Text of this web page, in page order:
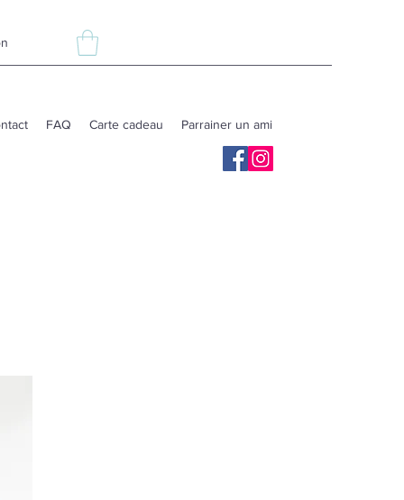
FAQ Carte cadeau Parrainer un ami